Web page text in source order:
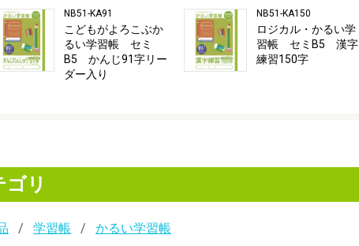
NB51-KA91
こどもがよろこぶか
るい学習帳 セミ
B5 かんじ91字リー
ダー入り
NB51-KA150
ロジカル・かるい学
習帳 セミB5 漢字
練習150字
リ
学習帳 かるい学習帳